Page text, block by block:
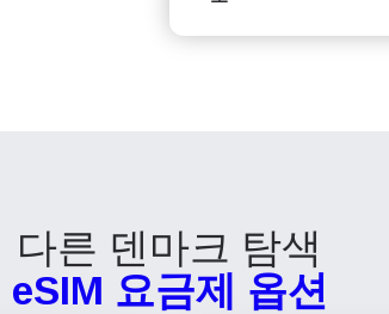
다른 덴마크 탐색
eSIM 요금제 옵션